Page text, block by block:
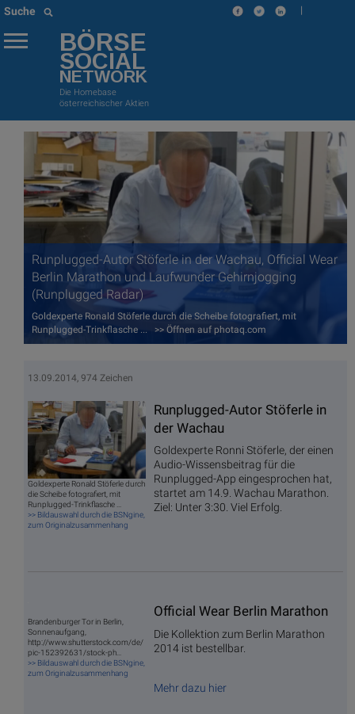
Suche |
BÖRSE
SOCIAL
NETWORK
Die Homebase
österreichischer Aktien
Runplugged-Autor Stöferle in der Wachau, Official Wear
Berlin Marathon und Laufwunder Gehirnjogging
(Runplugged Radar)
Goldexperte Ronald Stöferle durch die Scheibe fotografiert, mit
Runplugged-Trinkflasche ... >> Öffnen auf photaq.com
13.09.2014, 974 Zeichen
Runplugged-Autor Stöferle in
der Wachau
Goldexperte Ronni Stöferle, der einen
Audio-Wissensbeitrag für die
Runplugged-App eingesprochen hat,
startet am 14.9. Wachau Marathon.
Ziel: Unter 3:30. Viel Erfolg.
Goldexperte Ronald Stöferle durch
die Scheibe fotografiert, mit
Runplugged-Trinkflasche ...
>> Bildauswahl durch die BSNgine,
zum Originalzusammenhang
Official Wear Berlin Marathon
Die Kollektion zum Berlin Marathon
2014 ist bestellbar.
Mehr dazu hier
Brandenburger Tor in Berlin,
Sonnenaufgang,
http://www.shutterstock.com/de/
pic-152392631/stock-ph...
>> Bildauswahl durch die BSNgine,
zum Originalzusammenhang